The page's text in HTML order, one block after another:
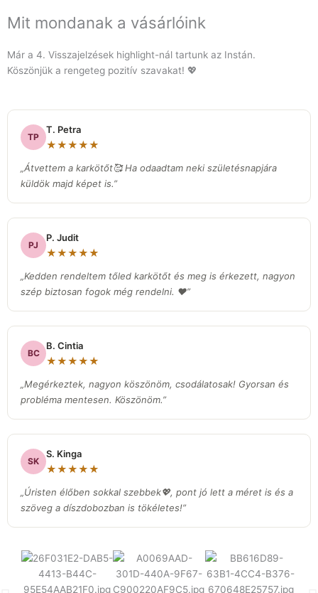
Mit mondanak a vásárlóink
Már a 4. Visszajelzések highlight-nál tartunk az Instán.
Köszönjük a rengeteg pozitív szavakat! 💖
TP
T. Petra
★★★★★
„Átvettem a karkötőt🥰 Ha odaadtam neki születésnapjára
küldök majd képet is.”
PJ
P. Judit
★★★★★
„Kedden rendeltem tőled karkötőt és meg is érkezett, nagyon
szép biztosan fogok még rendelni. ❤️”
BC
B. Cintia
★★★★★
„Megérkeztek, nagyon köszönöm, csodálatosak! Gyorsan és
probléma mentesen. Köszönöm.”
SK
S. Kinga
★★★★★
„Úristen élőben sokkal szebbek💖, pont jó lett a méret is és a
szöveg a díszdobozban is tökéletes!”